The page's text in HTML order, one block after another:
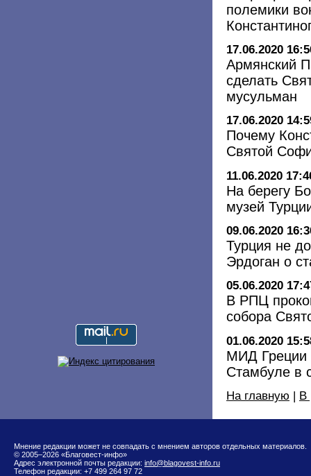
полемики
17.06.2020
Армянский
сделать
мусульман
17.06.2020
Почему
Святой
11.06.2020
На берегу
музей
09.06.2020
Турция не
Эрдоган о
05.06.2020
В РПЦ
собора
01.06.2020
МИД Греции
Стамбуле в
На главную | В
Мнение редакции может не совпадать с мнением авторов отдельных материалов.
© 2005–2026 «Благовест-инфо»
Адрес электронной почты редакции: info@blagovest-info.ru
Телефон редакции: +7 499 264 97 72